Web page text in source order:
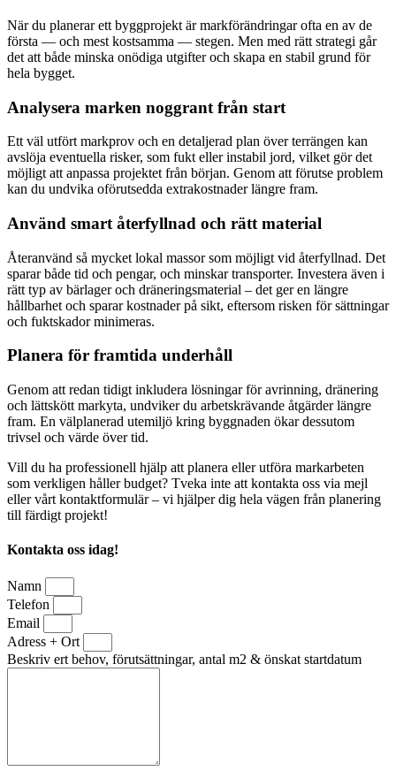
När du planerar ett byggprojekt är markförändringar ofta en av de
första — och mest kostsamma — stegen. Men med rätt strategi går
det att både minska onödiga utgifter och skapa en stabil grund för
hela bygget.
Analysera marken noggrant från start
Ett väl utfört markprov och en detaljerad plan över terrängen kan
avslöja eventuella risker, som fukt eller instabil jord, vilket gör det
möjligt att anpassa projektet från början. Genom att förutse problem
kan du undvika oförutsedda extrakostnader längre fram.
Använd smart återfyllnad och rätt material
Återanvänd så mycket lokal massor som möjligt vid återfyllnad. Det
sparar både tid och pengar, och minskar transporter. Investera även i
rätt typ av bärlager och dräneringsmaterial – det ger en längre
hållbarhet och sparar kostnader på sikt, eftersom risken för sättningar
och fuktskador minimeras.
Planera för framtida underhåll
Genom att redan tidigt inkludera lösningar för avrinning, dränering
och lättskött markyta, undviker du arbetskrävande åtgärder längre
fram. En välplanerad utemiljö kring byggnaden ökar dessutom
trivsel och värde över tid.
Vill du ha professionell hjälp att planera eller utföra markarbeten
som verkligen håller budget? Tveka inte att kontakta oss via mejl
eller vårt kontaktformulär – vi hjälper dig hela vägen från planering
till färdigt projekt!
Kontakta oss idag!
Namn
Telefon
Email
Adress + Ort
Beskriv ert behov, förutsättningar, antal m2 & önskat startdatum